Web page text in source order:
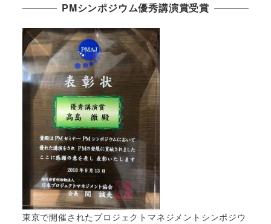
PMシンポジウム優秀講演賞受賞
東京で開催されたプロジェクトマネジメントシンポジウ